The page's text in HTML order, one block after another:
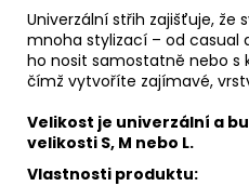
Univerzální střih zajišťuje, že
mnoha stylizací – od casual
ho nosit samostatně nebo s
čímž vytvoříte zajímavé,
Velikost je univerzální a
velikosti S, M nebo L.
Vlastnosti produktu: